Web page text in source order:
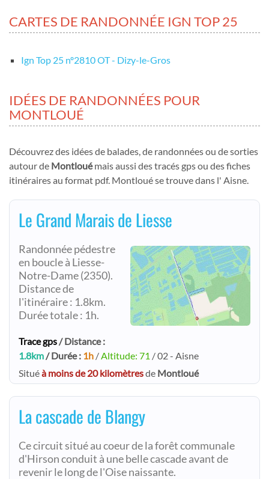
CARTES DE RANDONNÉE IGN TOP 25
Ign Top 25 nº2810 OT - Dizy-le-Gros
IDÉES DE RANDONNÉES POUR
MONTLOUÉ
Découvrez des idées de balades, de randonnées ou de sorties
autour de Montlouémais aussi des tracés gps ou des fiches
itinéraires au format pdf. Montloué se trouve dans l' Aisne.
Le Grand Marais de Liesse
Randonnée pédestre
en boucle à Liesse-
Notre-Dame (2350).
Distance de
l'itinéraire : 1.8km.
Durée totale : 1h.
Trace gps/ Distance :
1.8km/ Durée : 1h /Altitude: 71 / 02 - Aisne
Situéà moins de 20 kilomètresde Montloué
La cascade de Blangy
Ce circuit situé au coeur de la forêt communale
d'Hirson conduit à une belle cascade avant de
revenir le long de l'Oise naissante.